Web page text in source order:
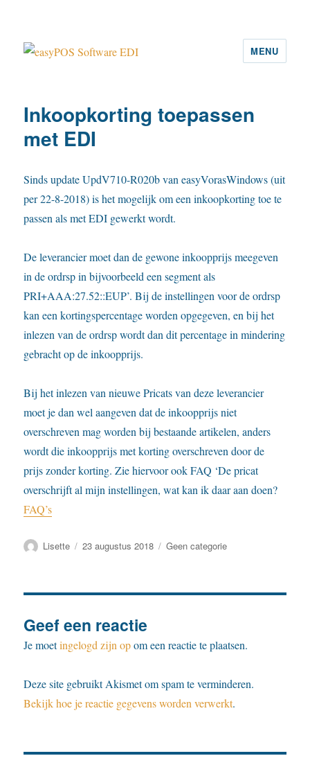
MENU
Inkoopkorting toepassen
met EDI
Sinds update UpdV710-R020b van easyVorasWindows (uit
per 22-8-2018) is het mogelijk om een inkoopkorting toe te
passen als met EDI gewerkt wordt.
De leverancier moet dan de gewone inkoopprijs meegeven
in de ordrsp in bijvoorbeeld een segment als
PRI+AAA:27.52::EUP’. Bij de instellingen voor de ordrsp
kan een kortingspercentage worden opgegeven, en bij het
inlezen van de ordrsp wordt dan dit percentage in mindering
gebracht op de inkoopprijs.
Bij het inlezen van nieuwe Pricats van deze leverancier
moet je dan wel aangeven dat de inkoopprijs niet
overschreven mag worden bij bestaande artikelen, anders
wordt die inkoopprijs met korting overschreven door de
prijs zonder korting. Zie hiervoor ook FAQ ‘De pricat
overschrijft al mijn instellingen, wat kan ik daar aan doen?
FAQ’s
Auteur
Lisette
Geplaatst
23 augustus 2018 Categorieën
Geen categorie
Geef een reactie
Je moetingelogd zijn opom een reactie te plaatsen.
Deze site gebruikt Akismet om spam te verminderen.
Bekijk hoe je reactie gegevens worden verwerkt.